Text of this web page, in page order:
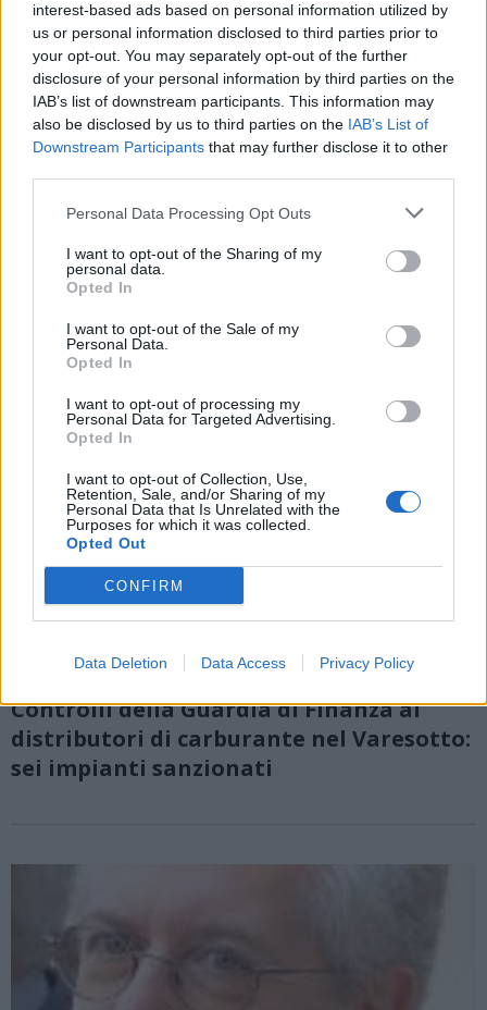
interest-based ads based on personal information utilized by
us or personal information disclosed to third parties prior to
your opt-out. You may separately opt-out of the further
disclosure of your personal information by third parties on the
IAB’s list of downstream participants. This information may
also be disclosed by us to third parties on the IAB’s List of
Downstream Participants that may further disclose it to other
Personal Data Processing Opt Outs
I want to opt-out of the Sharing of my
personal data.
Opted In
I want to opt-out of the Sale of my
Personal Data.
Opted In
I want to opt-out of processing my
Personal Data for Targeted Advertising.
Opted In
I want to opt-out of Collection, Use,
Retention, Sale, and/or Sharing of my
Personal Data that Is Unrelated with the
Purposes for which it was collected.
Opted Out
CONFIRM
Data Deletion Data Access Privacy Policy
CHE FARE NEL WEEKEND
Controlli della Guardia di Finanza ai
distributori di carburante nel Varesotto:
sei impianti sanzionati